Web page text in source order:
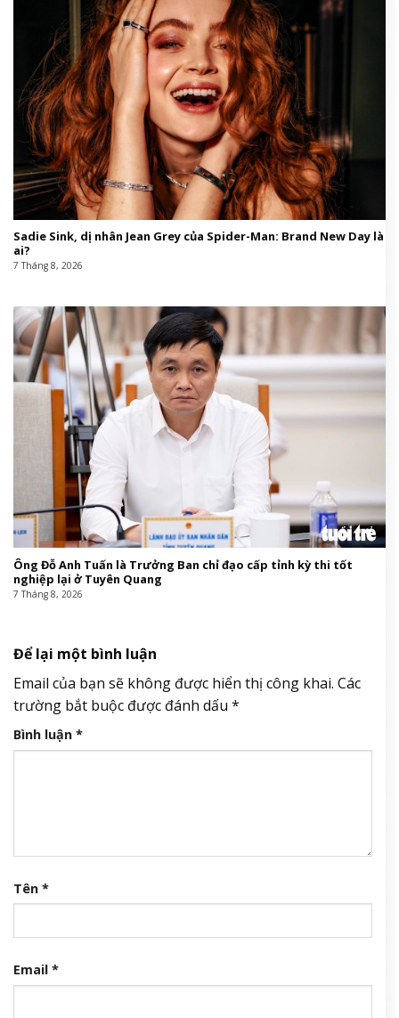
Sadie Sink, dị nhân Jean Grey của Spider-Man: Brand New Day là
ai?
7 Tháng 8, 2026
Ông Đỗ Anh Tuấn là Trưởng Ban chỉ đạo cấp tỉnh kỳ thi tốt
nghiệp lại ở Tuyên Quang
7 Tháng 8, 2026
Để lại một bình luận
Email của bạn sẽ không được hiển thị công khai. Các
trường bắt buộc được đánh dấu *
Bình luận *
Tên *
Email *